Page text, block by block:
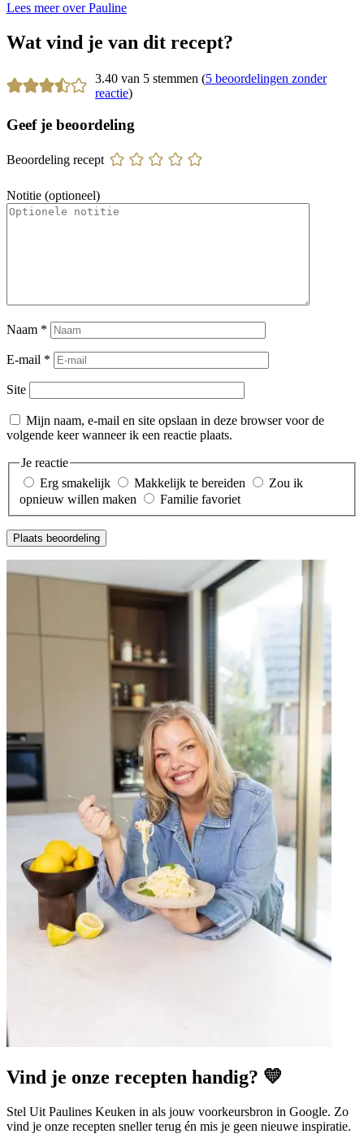
Lees meer over Pauline
Wat vind je van dit recept?
3.40 van 5 stemmen (5 beoordelingen zonder
reactie)
Geef je beoordeling
Beoordeling recept
Notitie (optioneel)
Naam *
E-mail *
Site
Mijn naam, e-mail en site opslaan in deze browser voor de
volgende keer wanneer ik een reactie plaats.
Je reactie
Erg smakelijk
Makkelijk te bereiden
Zou ik
opnieuw willen maken
Familie favoriet
Plaats beoordeling
Vind je onze recepten handig? 💛
Stel Uit Paulines Keuken in als jouw voorkeursbron in Google. Zo
vind je onze recepten sneller terug én mis je geen nieuwe inspiratie.